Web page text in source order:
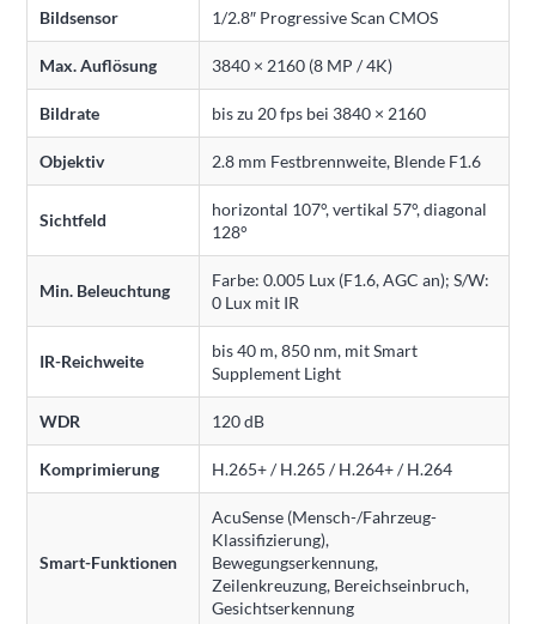
Bildsensor 1/2.8″ Progressive Scan CMOS
Max. Auflösung 3840 × 2160 (8 MP / 4K)
Bildrate bis zu 20 fps bei 3840 × 2160
Objektiv 2.8 mm Festbrennweite, Blende F1.6
Sichtfeld
horizontal 107°, vertikal 57°, diagonal
128°
Min. Beleuchtung
Farbe: 0.005 Lux (F1.6, AGC an); S/W:
0 Lux mit IR
IR-Reichweite
bis 40 m, 850 nm, mit Smart
Supplement Light
WDR 120 dB
Komprimierung H.265+ / H.265 / H.264+ / H.264
Smart-Funktionen
AcuSense (Mensch-/Fahrzeug-
Klassifizierung),
Bewegungserkennung,
Zeilenkreuzung, Bereichseinbruch,
Gesichtserkennung